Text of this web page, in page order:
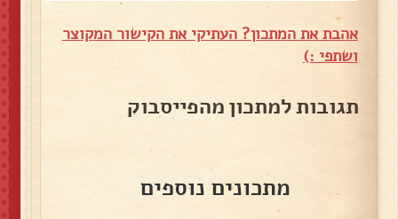
אהבת את המתכון? העתיקי את הקישור המקוצר
ושתפי :)
תגובות למתכון מהפייסבוק
מתכונים נוספים